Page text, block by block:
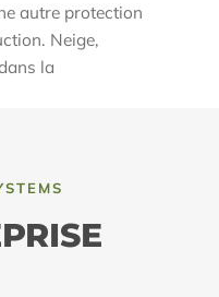
autre protection
Neige,
la